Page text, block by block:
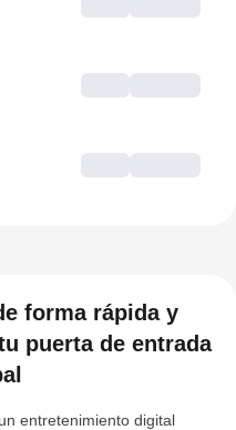
forma rápida y
puerta de entrada
entretenimiento digital